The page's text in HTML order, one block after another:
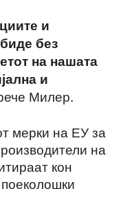
и
без
на нашата
и
Милер.
мерки на ЕУ за
на
кон